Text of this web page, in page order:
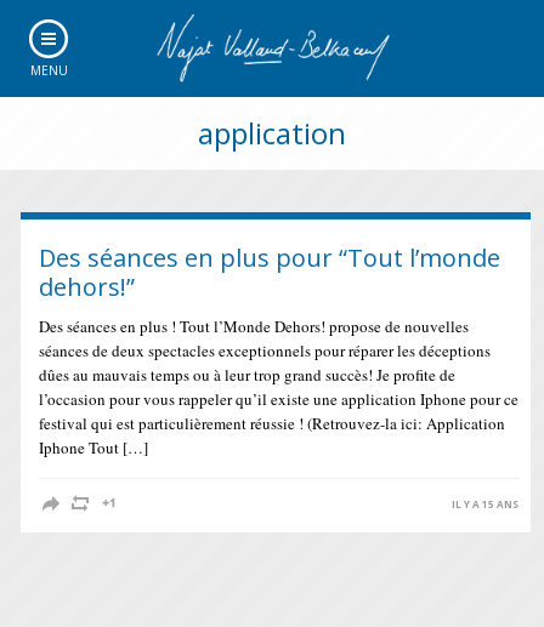
MENU
application
Des séances en plus pour “Tout l’monde
dehors!”
Des séances en plus ! Tout l’Monde Dehors! propose de nouvelles
séances de deux spectacles exceptionnels pour réparer les déceptions
dûes au mauvais temps ou à leur trop grand succès! Je profite de
l’occasion pour vous rappeler qu’il existe une application Iphone pour ce
festival qui est particulièrement réussie ! (Retrouvez-la ici: Application
Iphone Tout […]
IL Y A 15 ANS